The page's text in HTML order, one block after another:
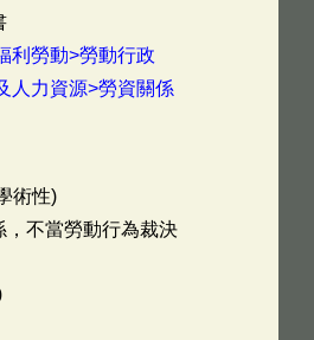
利勞動>勞動行政
人力資源>勞資關係
術性)
，不當勞動行為裁決